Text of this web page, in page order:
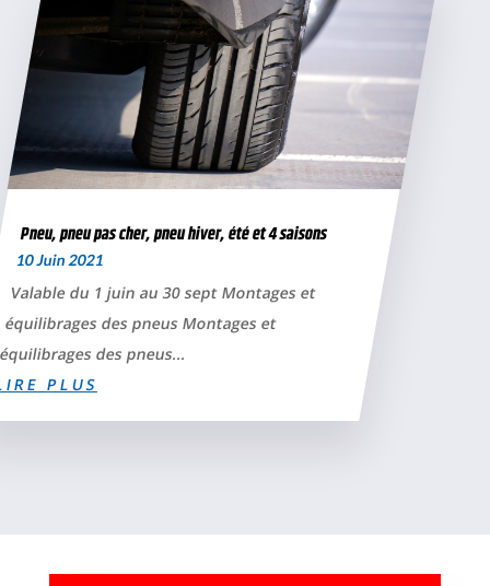
Pneu, pneu pas cher, pneu hiver, été et 4 saisons
10 Juin 2021
Valable du 1 juin au 30 sept Montages et
équilibrages des pneus Montages et
des pneus...
PLUS